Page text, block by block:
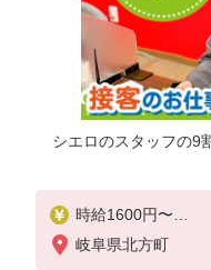
シエロのスタッフの9
時給1600円〜
※別途インセンテ
※残業代支給
岐阜県北方町